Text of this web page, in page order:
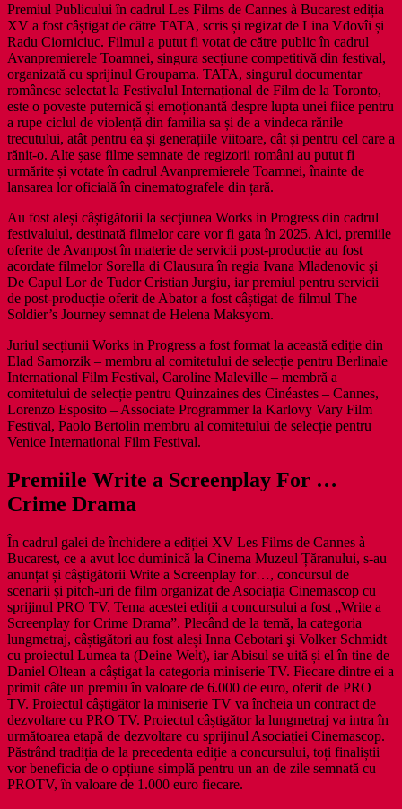
Premiul Publicului în cadrul Les Films de Cannes à Bucarest ediția
XV a fost câștigat de către TATA, scris și regizat de Lina Vdovîi și
Radu Ciorniciuc. Filmul a putut fi votat de către public în cadrul
Avanpremierele Toamnei, singura secțiune competitivă din festival,
organizată cu sprijinul Groupama. TATA, singurul documentar
românesc selectat la Festivalul Internațional de Film de la Toronto,
este o poveste puternică și emoționantă despre lupta unei fiice pentru
a rupe ciclul de violență din familia sa și de a vindeca rănile
trecutului, atât pentru ea și generațiile viitoare, cât și pentru cel care a
rănit-o. Alte șase filme semnate de regizorii români au putut fi
urmărite și votate în cadrul Avanpremierele Toamnei, înainte de
lansarea lor oficială în cinematografele din țară.
Au fost aleși câștigătorii la secţiunea Works in Progress din cadrul
festivalului, destinată filmelor care vor fi gata în 2025. Aici, premiile
oferite de Avanpost în materie de servicii post-producție au fost
acordate filmelor Sorella di Clausura în regia Ivana Mladenovic şi
De Capul Lor de Tudor Cristian Jurgiu, iar premiul pentru servicii
de post-producție oferit de Abator a fost câștigat de filmul The
Soldier’s Journey semnat de Helena Maksyom.
Juriul secțiunii Works in Progress a fost format la această ediție din
Elad Samorzik – membru al comitetului de selecție pentru Berlinale
International Film Festival, Caroline Maleville – membră a
comitetului de selecție pentru Quinzaines des Cinéastes – Cannes,
Lorenzo Esposito – Associate Programmer la Karlovy Vary Film
Festival, Paolo Bertolin membru al comitetului de selecție pentru
Venice International Film Festival.
Premiile Write a Screenplay For …
Crime Drama
În cadrul galei de închidere a ediției XV Les Films de Cannes à
Bucarest, ce a avut loc duminică la Cinema Muzeul Țăranului, s-au
anunțat și câștigătorii Write a Screenplay for…, concursul de
scenarii și pitch-uri de film organizat de Asociația Cinemascop cu
sprijinul PRO TV. Tema acestei ediții a concursului a fost „Write a
Screenplay for Crime Drama”. Plecând de la temă, la categoria
lungmetraj, câștigători au fost aleși Inna Cebotari şi Volker Schmidt
cu proiectul Lumea ta (Deine Welt), iar Abisul se uită și el în tine de
Daniel Oltean a câștigat la categoria miniserie TV. Fiecare dintre ei a
primit câte un premiu în valoare de 6.000 de euro, oferit de PRO
TV. Proiectul câștigător la miniserie TV va încheia un contract de
dezvoltare cu PRO TV. Proiectul câștigător la lungmetraj va intra în
următoarea etapă de dezvoltare cu sprijinul Asociației Cinemascop.
Păstrând tradiția de la precedenta ediție a concursului, toți finaliștii
vor beneficia de o opțiune simplă pentru un an de zile semnată cu
PROTV, în valoare de 1.000 euro fiecare.